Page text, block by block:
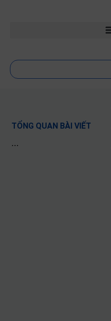
TỔNG QUAN BÀI VIẾT
...